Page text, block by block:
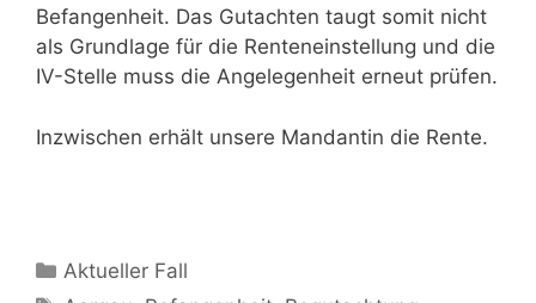
Befangenheit. Das Gutachten taugt somit nicht
als Grundlage für die Renteneinstellung und die
IV-Stelle muss die Angelegenheit erneut prüfen.
Inzwischen erhält unsere Mandantin die Rente.
Aktueller Fall